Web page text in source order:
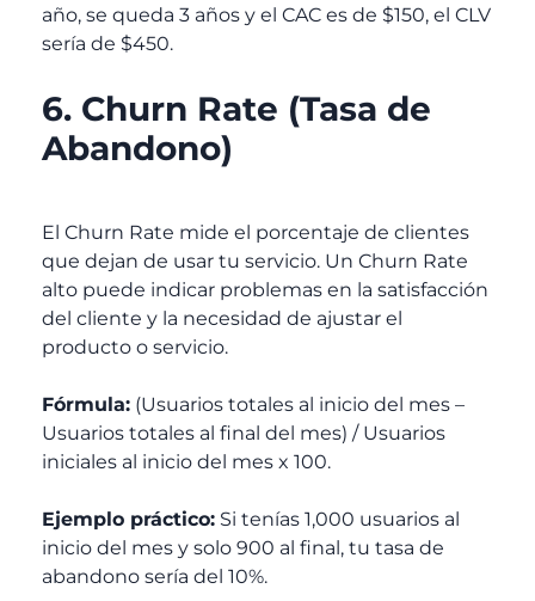
año, se queda 3 años y el CAC es de $150, el CLV
sería de $450.
6. Churn Rate (Tasa de
Abandono)
El Churn Rate mide el porcentaje de clientes
que dejan de usar tu servicio. Un Churn Rate
alto puede indicar problemas en la satisfacción
del cliente y la necesidad de ajustar el
producto o servicio.
Fórmula: (Usuarios totales al inicio del mes –
Usuarios totales al final del mes) / Usuarios
iniciales al inicio del mes x 100.
Ejemplo práctico: Si tenías 1,000 usuarios al
inicio del mes y solo 900 al final, tu tasa de
abandono sería del 10%.